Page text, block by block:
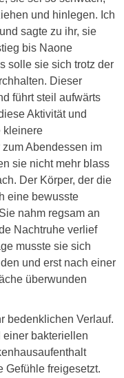
und hinlegen. Ich
sagte zu ihr, sie
bis Naone
solle sie sich trotz der
Dieser
führt steil aufwärts
Aktivität und
kleinere
Abendessen im
sie nicht mehr blass
Der Körper, der die
eine bewusste
nahm regsam an
Nachtruhe verlief
musste sie sich
und erst nach einer
überwunden
bedenklichen Verlauf.
einer bakteriellen
Gefühle freigesetzt.